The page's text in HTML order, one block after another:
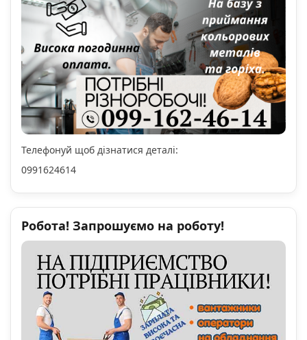
Телефонуй щоб дізнатися деталі:
0991624614
Робота! Запрошуємо на роботу!